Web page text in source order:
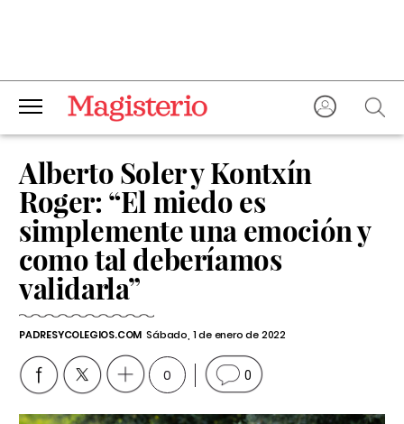
Alberto Soler y Kontxín
Roger: “El miedo es
simplemente una emoción y
como tal deberíamos
validarla”
PADRESYCOLEGIOS.COM Sábado, 1 de enero de 2022
0 0